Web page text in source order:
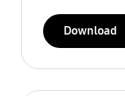
Download